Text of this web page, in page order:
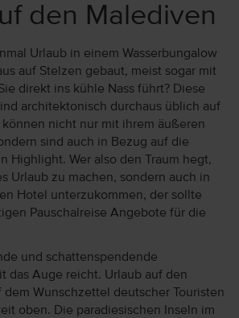
den Malediven
Urlaub in einem Wasserbungalow
auf Stelzen gebaut, meist sogar mit
direkt ins kühle Nass führt? Diese
architektonisch durchaus üblich auf
nicht nur mit ihrem äußeren
sind auch in Bezug auf die
Highlight. Wer also den Traum hegt,
Urlaub zu machen, sondern auch in
Hotel unterzukommen, der sollte
Pauschalreise Angebote für die
und schattenspendende
das Auge reicht. Urlaub auf den
dem Wunschzettel deutscher Touristen
oben. Die paradiesischen Inseln im